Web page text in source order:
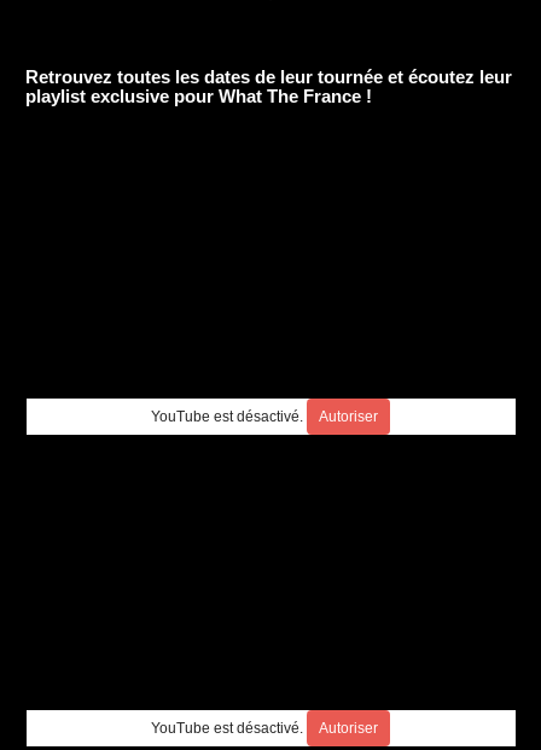
Retrouvez toutes les dates de leur tournée et écoutez leur
playlist exclusive pour What The France !
YouTube est désactivé. Autoriser
YouTube est désactivé. Autoriser